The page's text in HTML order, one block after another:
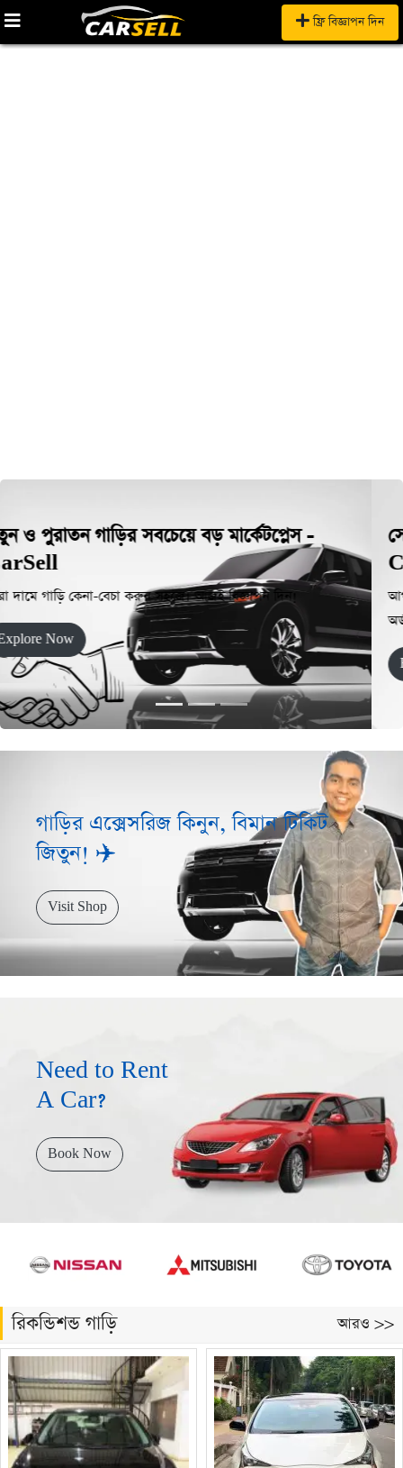
ফ্রি বিজ্ঞাপন দিন
সেরা দামে গাড়ির এক্সেসরিজ ও খুচরা যন্ত্রাংশ -
CarSell
আপনার গাড়ির যত্নে আসল যন্ত্রাংশ এবং এক্সেসরিজের বিশ্বস্ত ঠিকানা। আজই
অর্ডার করুন এবং দ্রুত ডেলিভারি নিন!
Explore Now
গাড়ির এক্সেসরিজ কিনুন, বিমান টিকিট
জিতুন! ✈️
Visit Shop
Need to Rent
A Car?
Book Now
রিকন্ডিশন্ড গাড়ি আরও >>